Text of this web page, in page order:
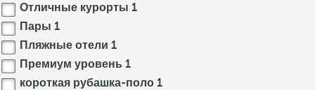
Отличные курорты 1
Пары 1
Пляжные отели 1
Премиум уровень 1
короткая рубашка-поло 1